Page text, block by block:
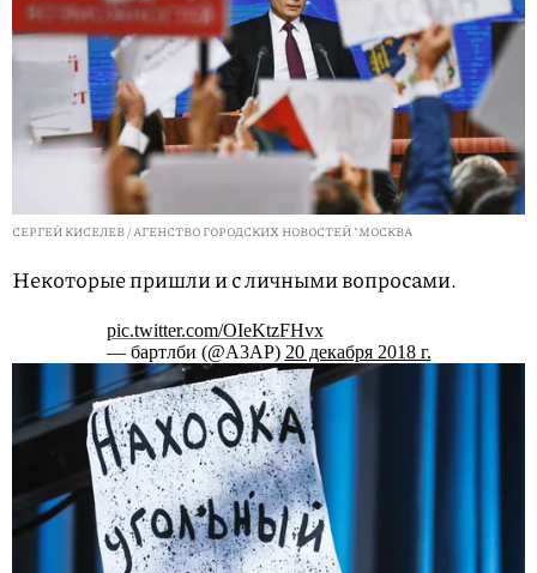
СЕРГЕЙ КИСЕЛЕВ / АГЕНСТВО ГОРОДСКИХ НОВОСТЕЙ "МОСКВА
Некоторые пришли и с личными вопросами.
pic.twitter.com/OIeKtzFHvx
— бартлби (@A3AP) 20 декабря 2018 г.